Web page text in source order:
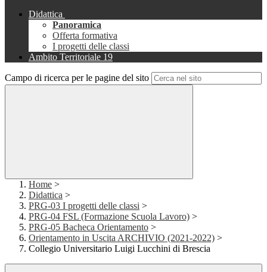
Didattica
Panoramica
Offerta formativa
I progetti delle classi
Ambito Territoriale 19
Campo di ricerca per le pagine del sito
Home >
Didattica >
PRG-03 I progetti delle classi >
PRG-04 FSL (Formazione Scuola Lavoro) >
PRG-05 Bacheca Orientamento >
Orientamento in Uscita ARCHIVIO (2021-2022) >
Collegio Universitario Luigi Lucchini di Brescia